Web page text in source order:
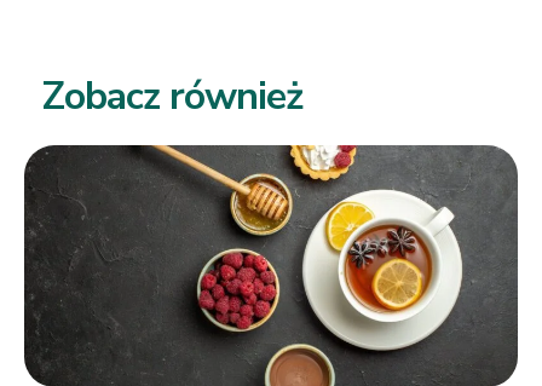
Zobacz również